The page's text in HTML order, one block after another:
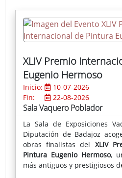
XLIV Premio
Eugenio Hermoso
Inicio:
10-07-2026
Fin:
22-08-2026
Sala Vaquero Poblador
La Sala de Exposiciones
Diputación de Badajoz
obras finalistas del XLIV
Pintura Eugenio Hermoso,
más antiguos y prestigiosos